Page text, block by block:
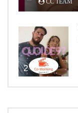
CC TEAM
2